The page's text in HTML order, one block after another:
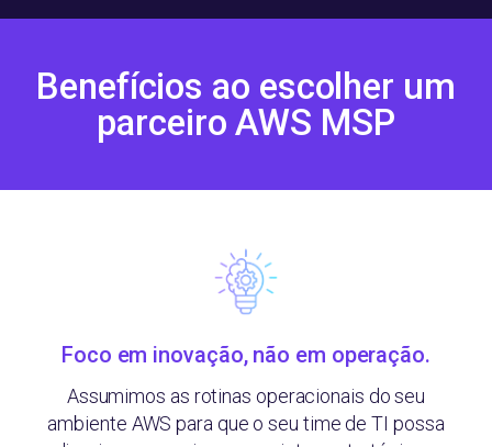
Benefícios ao escolher um
parceiro AWS MSP
Foco em inovação, não em operação.
Assumimos as rotinas operacionais do seu
ambiente AWS para que o seu time de TI possa